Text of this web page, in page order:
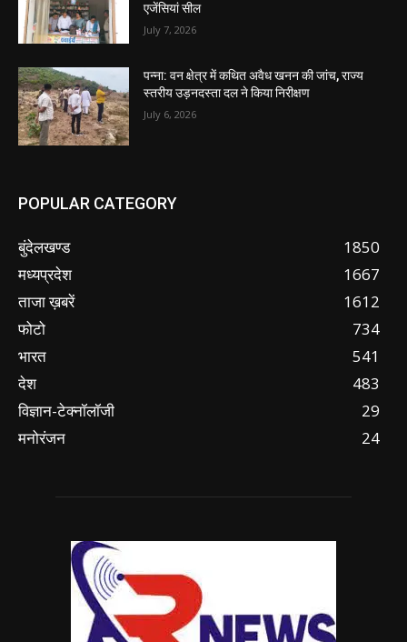
एजेंसियां सील
July 7, 2026
पन्ना: वन क्षेत्र में कथित अवैध खनन की जांच, राज्य
स्तरीय उड़नदस्ता दल ने किया निरीक्षण
July 6, 2026
POPULAR CATEGORY
बुंदेलखण्ड
1850
मध्यप्रदेश
1667
ताजा ख़बरें
1612
फोटो
734
भारत
541
देश
483
विज्ञान-टेक्नॉलॉजी
29
मनोरंजन
24